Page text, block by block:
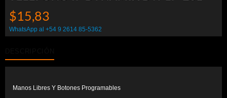
$15,83
WhatsApp al +54 9 2614 85-5362
Manos Libres Y Botones Programables